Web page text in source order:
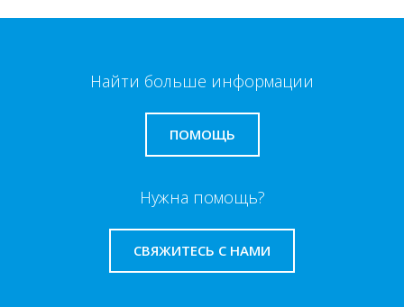
Найти больше информации
ПОМОЩЬ
Нужна помощь?
СВЯЖИТЕСЬ С НАМИ